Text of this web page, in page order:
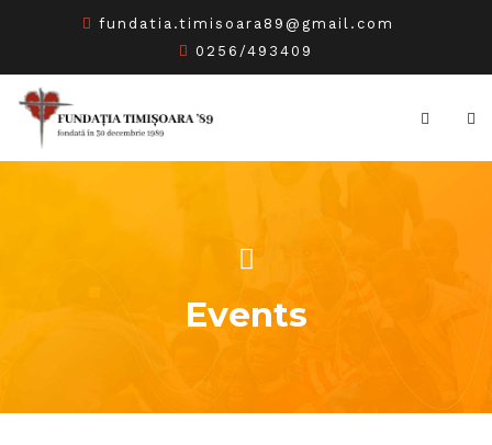
fundatia.timisoara89@gmail.com
0256/493409
Events